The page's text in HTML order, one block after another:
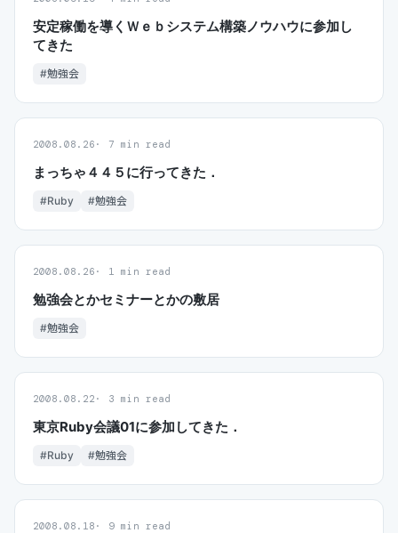
安定稼働を導くＷｅｂシステム構築ノウハウに参加し
てきた
#勉強会
2008.08.26 7 min read
まっちゃ４４５に行ってきた．
#Ruby #勉強会
2008.08.26 1 min read
勉強会とかセミナーとかの敷居
#勉強会
2008.08.22 3 min read
東京Ruby会議01に参加してきた．
#Ruby #勉強会
2008.08.18 9 min read